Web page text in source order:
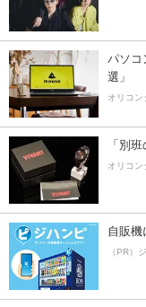
パソコ
選」
オリコン
「別
オリコン
自販機
（PR）